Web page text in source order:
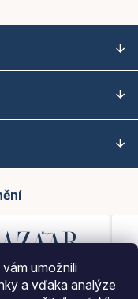
umožnili
a vďaka analýze